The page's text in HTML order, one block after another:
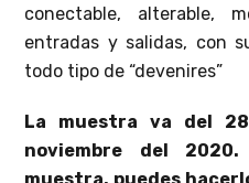
conectable, alterable,
entradas y salidas, con
todo tipo de “devenires”
La muestra va del
noviembre del
muestra, puedes